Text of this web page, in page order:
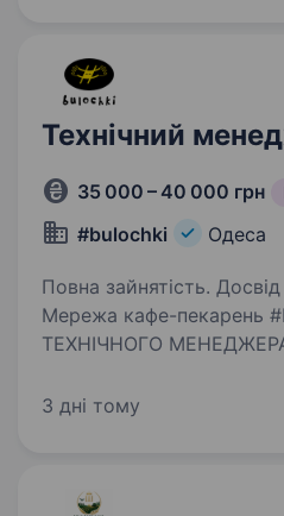
Технічний
35 000 – 40 000 грн
#bulochki Одеса
Повна зайнятість.
Мережа кафе-пекарень
ТЕХНІЧНОГО
місту. Шукаємо людину,
3 дні тому